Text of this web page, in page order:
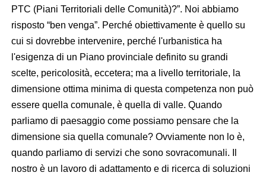
PTC (Piani Territoriali delle Comunità)?”. Noi abbiamo
risposto “ben venga”. Perché obiettivamente è quello su
cui si dovrebbe intervenire, perché l'urbanistica ha
l'esigenza di un Piano provinciale definito su grandi
scelte, pericolosità, eccetera; ma a livello territoriale, la
dimensione ottima minima di questa competenza non può
essere quella comunale, è quella di valle. Quando
parliamo di paesaggio come possiamo pensare che la
dimensione sia quella comunale? Ovviamente non lo è,
quando parliamo di servizi che sono sovracomunali. Il
nostro è un lavoro di adattamento e di ricerca di soluzioni